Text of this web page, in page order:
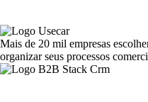
Mais de 20 mil empresas
organizar seus processos